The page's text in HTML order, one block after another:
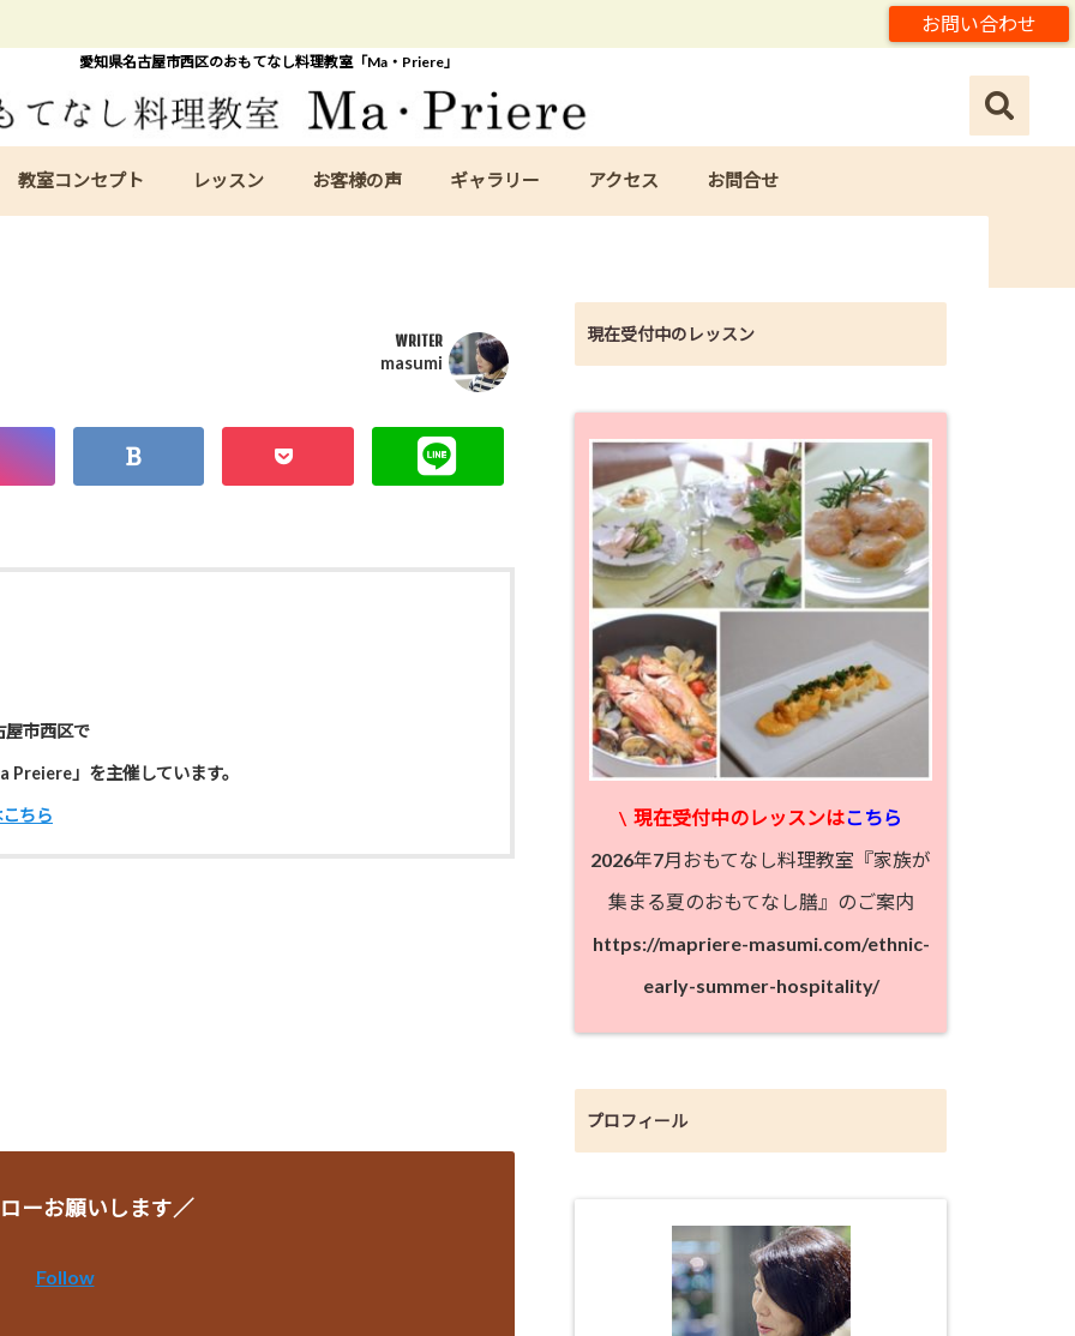
お問い合わせ
愛知県名古屋市西区のおもてなし料理教室「Ma・Priere」
教室コンセプト レッスン お客様の声 ギャラリー アクセス お問合せ
WRITER
masumi
屋市西区で
Preiere」を主催しています。
ちら
ーお願いします／
Follow
現在受付中のレッスン
\ 現在受付中のレッスンはこちら
2026年7月おもてなし料理教室『家族が
集まる夏のおもてなし膳』のご案内
https://mapriere-masumi.com/ethnic-
early-summer-hospitality/
プロフィール